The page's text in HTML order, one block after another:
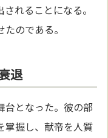
れることになる。
のである。
退
台となった。彼の部
掌握し、献帝を人質